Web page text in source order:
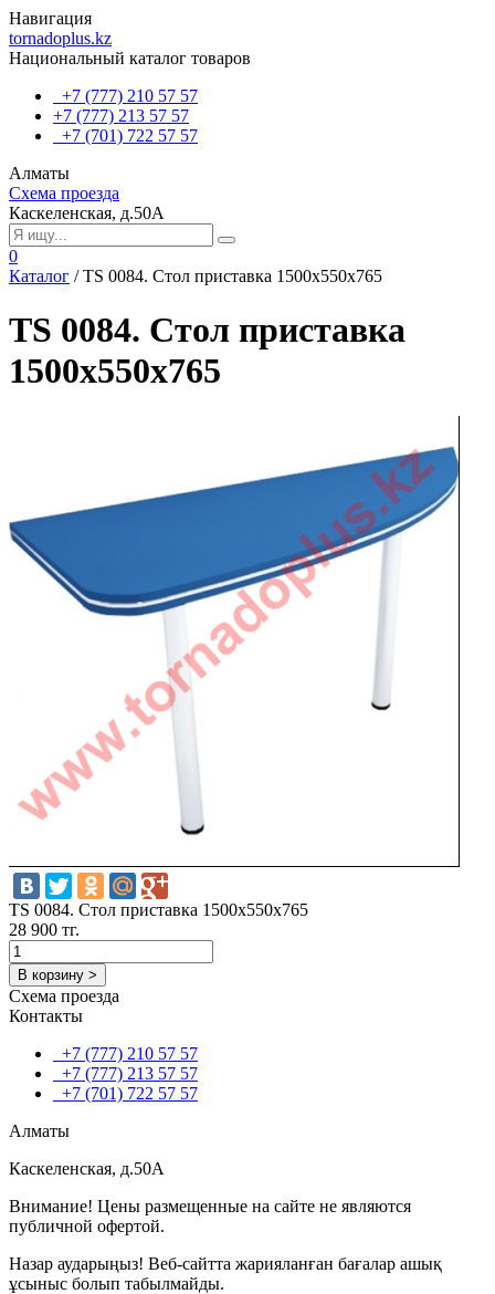
Навигация
tornadoplus.kz
Национальный каталог товаров
+7 (777) 210 57 57
+7 (777) 213 57 57
+7 (701) 722 57 57
Алматы
Схема проезда
Каскеленская, д.50А
0
Каталог /TS 0084. Стол приставка 1500х550х765
TS 0084. Стол приставка
1500х550х765
TS 0084. Стол приставка 1500х550х765
28 900 тг.
В корзину >
Схема проезда
Контакты
+7 (777) 210 57 57
+7 (777) 213 57 57
+7 (701) 722 57 57
Алматы
Каскеленская, д.50А
Внимание! Цены размещенные на сайте не являются
публичной офертой.
Назар аударыңыз! Веб-сайтта жарияланған бағалар ашық
ұсыныс болып табылмайды.